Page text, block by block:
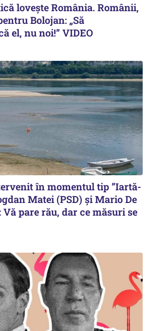
lovește România. Românii,
Bolojan: „Să
el, nu noi!” VIDEO
în momentul tip ”Iartă-
Matei (PSD) și Mario De
Vă pare rău, dar ce măsuri se